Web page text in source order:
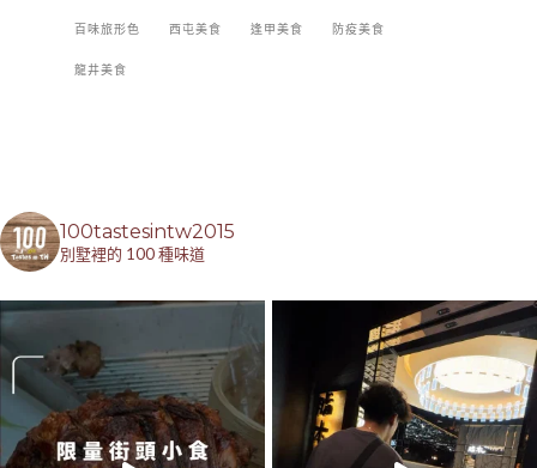
百味旅形色 西屯美食 逢甲美食 防疫美食
龍井美食
100tastesintw2015
別墅裡的 100 種味道